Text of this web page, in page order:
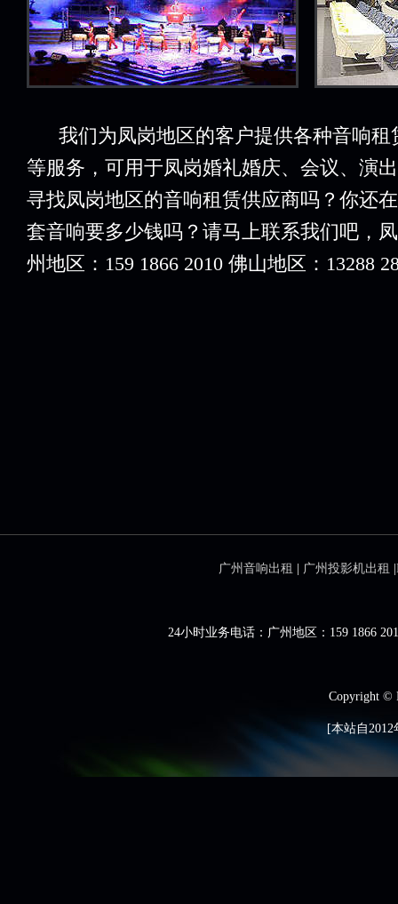
我们为凤岗地区的客户提供各种音响租
等服务，可用于凤岗婚礼婚庆、会议、演
寻找凤岗地区的音响租赁供应商吗？你还
套音响要多少钱吗？请马上联系我们吧，
州地区：159 1866 2010 佛山地区：13288
广州音响出租 广州投影机出租 |
24小时业务电话：广州地区：159 1866
Copyright ©
[本站自2012